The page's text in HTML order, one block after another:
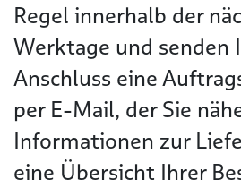
Regel innerhalb der
Werktage und senden
Anschluss eine
per E-Mail, der Sie
Informationen zur
eine Übersicht Ihrer